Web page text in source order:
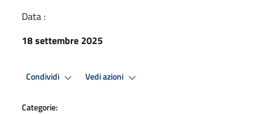
Data :
18 settembre 2025
Condividi Vedi azioni
Categorie: